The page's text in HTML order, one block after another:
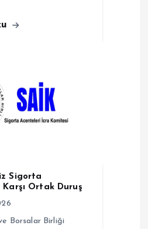
Sigorta
Ortak Duruş
Borsalar Birliği